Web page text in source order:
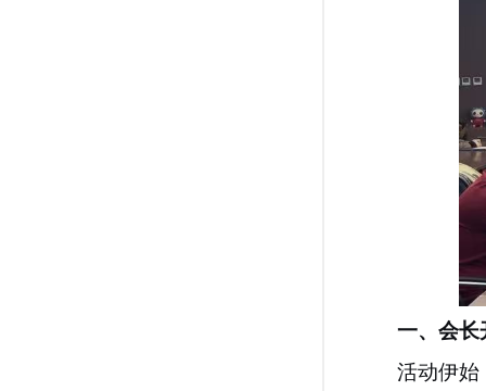
一、会长
活动伊始